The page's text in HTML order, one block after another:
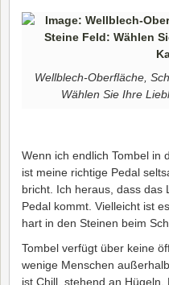
Wellblech-Oberfläche,
Wählen Sie Ihre
Wenn ich endlich Tombel in
ist meine richtige Pedal
bricht. Ich heraus, dass das
Pedal kommt. Vielleicht ist
hart in den Steinen beim
Tombel verfügt über keine
wenige Menschen
ist Chill, stehend an